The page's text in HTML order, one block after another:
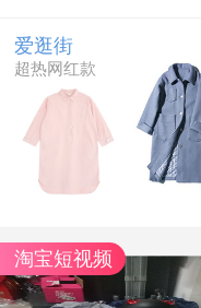
爱逛街
超热网红款
淘宝短视频